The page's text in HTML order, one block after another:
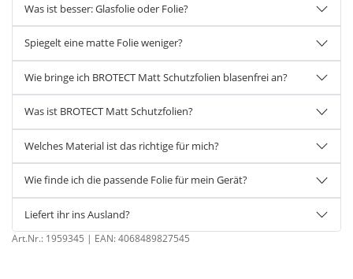
Was ist besser: Glasfolie oder Folie?
Spiegelt eine matte Folie weniger?
Wie bringe ich BROTECT Matt Schutzfolien blasenfrei an?
Was ist BROTECT Matt Schutzfolien?
Welches Material ist das richtige für mich?
Wie finde ich die passende Folie für mein Gerät?
Liefert ihr ins Ausland?
Art.Nr.: 1959345 | EAN:4068489827545